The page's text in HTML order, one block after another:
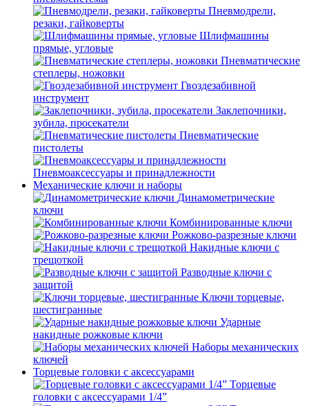
Пневмодрели,
резаки, гайковерты
Шлифмашины
прямые, угловые
Пневматические
степлеры, ножовки
Гвоздезабивной
инструмент
Заклепочники,
зубила, просекатели
Пневматические
пистолеты
Пневмоаксессуары и принадлежности
Механические ключи и наборы
Динамометрические
ключи
Комбинированные ключи
Рожково-разрезные ключи
Накидные ключи с
трещоткой
Разводные ключи с
защитой
Ключи торцевые,
шестигранные
Ударные
накидные рожковые ключи
Наборы механических
ключей
Торцевые головки с аксессуарами
Торцевые
головки с аксессуарами 1/4”